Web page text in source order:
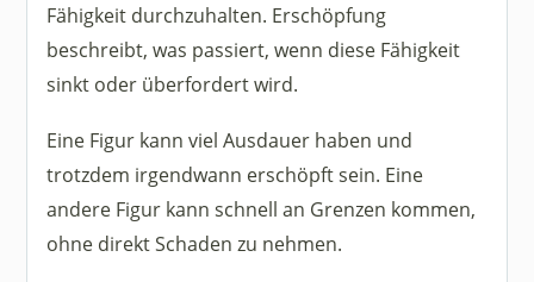
Fähigkeit durchzuhalten. Erschöpfung
beschreibt, was passiert, wenn diese Fähigkeit
sinkt oder überfordert wird.
Eine Figur kann viel Ausdauer haben und
trotzdem irgendwann erschöpft sein. Eine
andere Figur kann schnell an Grenzen kommen,
ohne direkt Schaden zu nehmen.